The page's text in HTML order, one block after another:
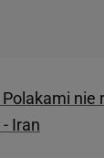
Polakami
Iran